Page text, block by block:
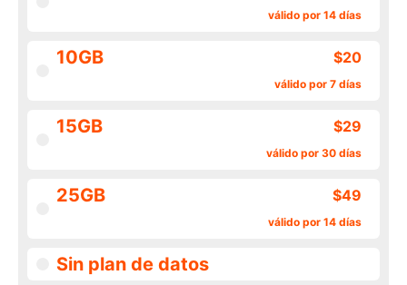
válido por 14 días
$20
10GB
válido por 7 días
$29
15GB
válido por 30 días
$49
25GB
válido por 14 días
Sin plan de datos